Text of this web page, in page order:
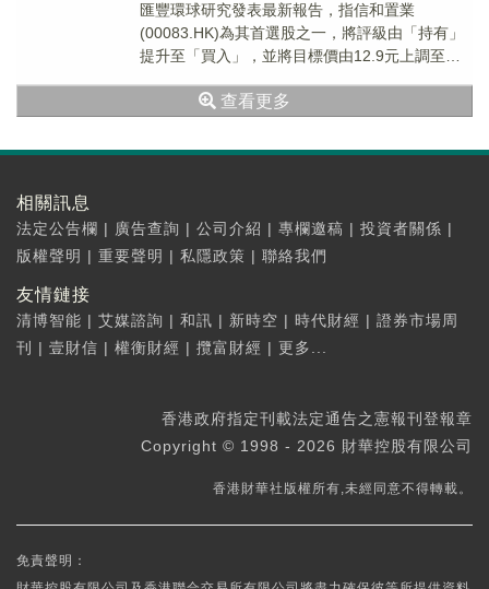
匯豐環球研究發表最新報告，指信和置業
(00083.HK)為其首選股之一，將評級由「持有」
提升至「買入」，並將目標價由12.9元上調至
查看更多
相關訊息
法定公告欄 | 廣告查詢 | 公司介紹 | 專欄邀稿 | 投資者關係 |
版權聲明 | 重要聲明 | 私隱政策 | 聯絡我們
友情鏈接
清博智能 | 艾媒諮詢 | 和訊 | 新時空 | 時代財經 | 證券市場周
刊
| 壹財信 | 權衡財經 | 攬富財經 | 更多...
香港政府指定刊載法定通告之憲報刊登報章
Copyright © 1998 - 2026 財華控股有限公司
香港財華社版權所有,未經同意不得轉載。
免責聲明：